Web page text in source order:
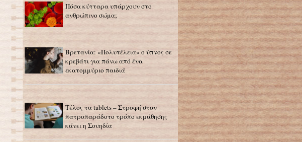
Πόσα κύτταρα υπάρχουν στο
ανθρώπινο σώμα;
Βρετανία: «Πολυτέλεια» ο ύπνος σε
κρεβάτι για πάνω από ένα
εκατομμύριο παιδιά
Τέλος τα tablets – Στροφή στον
πατροπαράδοτο τρόπο εκμάθησης
κάνει η Σουηδία